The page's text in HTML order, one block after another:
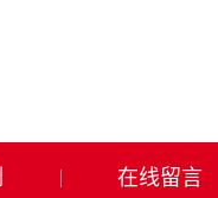
在线留言